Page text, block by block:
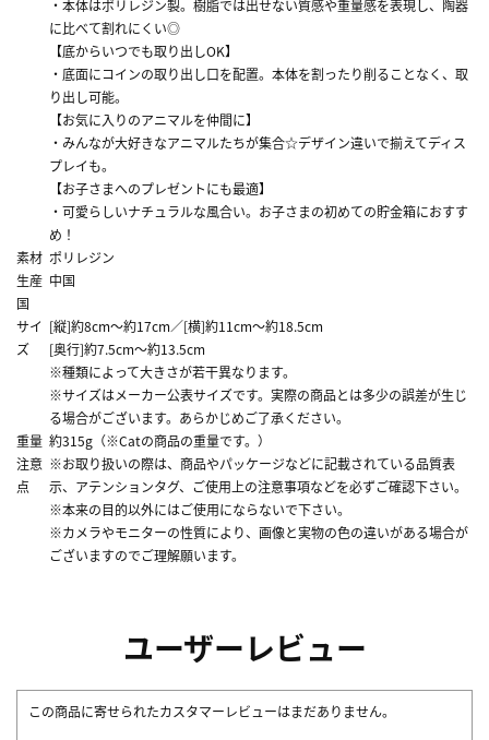
・本体はポリレジン製。樹脂では出せない質感や重量感を表現し、陶器
に比べて割れにくい◎
【底からいつでも取り出しOK】
・底面にコインの取り出し口を配置。本体を割ったり削ることなく、取
り出し可能。
【お気に入りのアニマルを仲間に】
・みんなが大好きなアニマルたちが集合☆デザイン違いで揃えてディス
プレイも。
【お子さまへのプレゼントにも最適】
・可愛らしいナチュラルな風合い。お子さまの初めての貯金箱におすす
め！
素材 ポリレジン
生産
国
中国
サイ
ズ
[縦]約8cm～約17cm／[横]約11cm～約18.5cm
[奥行]約7.5cm～約13.5cm
※種類によって大きさが若干異なります。
※サイズはメーカー公表サイズです。実際の商品とは多少の誤差が生じ
る場合がございます。あらかじめご了承ください。
重量 約315g（※Catの商品の重量です。）
注意
点
※お取り扱いの際は、商品やパッケージなどに記載されている品質表
示、アテンションタグ、ご使用上の注意事項などを必ずご確認下さい。
※本来の目的以外にはご使用にならないで下さい。
※カメラやモニターの性質により、画像と実物の色の違いがある場合が
ございますのでご理解願います。
ユーザーレビュー
この商品に寄せられたカスタマーレビューはまだありません。